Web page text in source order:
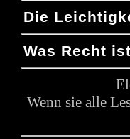
Die
Was Recht
Wenn sie alle